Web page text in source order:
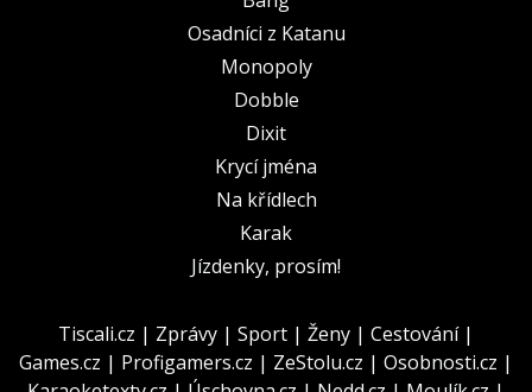
Osadníci z Katanu
Monopoly
Dobble
Dixit
Krycí jména
Na křídlech
Karak
Jízdenky, prosím!
Tiscali.cz | Zprávy | Sport | Ženy | Cestování|
Games.cz | Profigamers.cz | ZeStolu.cz | Osobnosti.cz |